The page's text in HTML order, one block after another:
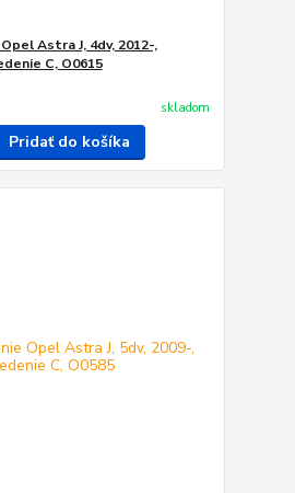
Astra J, 4dv, 2012-,
C, O0615
skladom
Pridať do košíka